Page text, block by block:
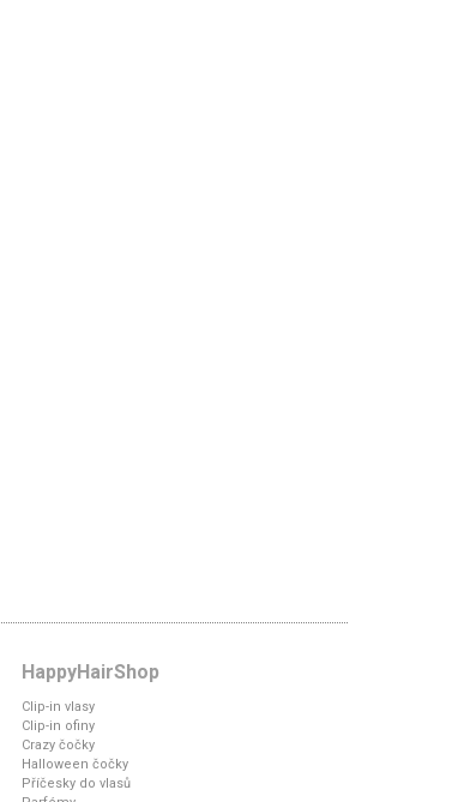
HappyHairShop
Clip-in vlasy
Clip-in ofiny
Crazy čočky
Halloween čočky
Příčesky do vlasů